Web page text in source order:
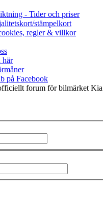
- Tider och priser
stämpelkort
regler & villkor
här
på Facebook
forum för bilmärket